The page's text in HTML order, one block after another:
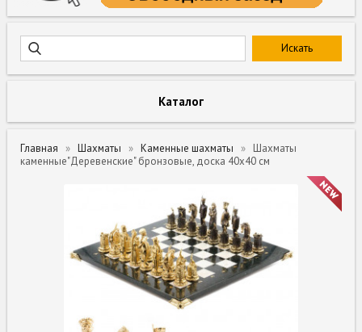
Каталог
Главная Шахматы Каменные шахматы
Шахматы
каменные"Деревенские" бронзовые, доска 40х40 см